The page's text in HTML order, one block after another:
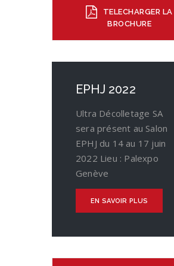
TELECHARGER LA
BROCHURE
EPHJ 2022
Ultra Décolletage SA
sera présent au Salon
EPHJ du 14 au 17 juin
2022 Lieu : Palexpo
Genève
EN SAVOIR PLUS